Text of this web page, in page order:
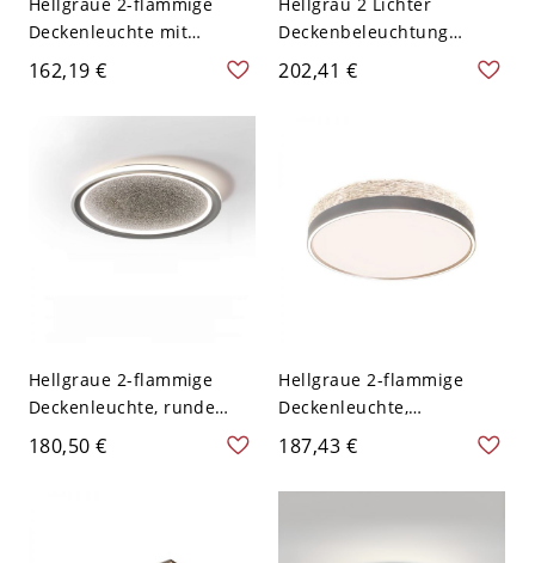
Hellgraue 2-flammige
Deckenleuchte mit
eckigem Design, Plexiglas-
Schirm, Aluminium, LED-
110V-120V, Dreistufig
(Warm-/Weiß-/Neutrallicht
dimmbar), 49,5 cm
162,19 €
Hellgrau 2 Lichter
Deckenbeleuchtung
Weißes Licht
Polymethylmethacrylat
202,41 €
Hellgraue 2-flammige
Deckenleuchte, runde
Oberflächenmontage,
Aluminium, festverdrahtet
180,50 €
Hellgraue 2-flammige
Deckenleuchte,
symmetrisches Design,
Aufputzmontage,
Aluminium,
187,43 €